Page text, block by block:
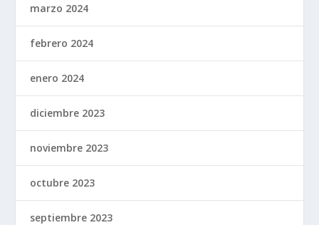
marzo 2024
febrero 2024
enero 2024
diciembre 2023
noviembre 2023
octubre 2023
septiembre 2023